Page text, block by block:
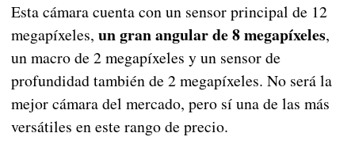
Esta cámara cuenta con un sensor principal de 12
megapíxeles, un gran angular de 8 megapíxeles,
un macro de 2 megapíxeles y un sensor de
profundidad también de 2 megapíxeles. No será la
mejor cámara del mercado, pero sí una de las más
versátiles en este rango de precio.